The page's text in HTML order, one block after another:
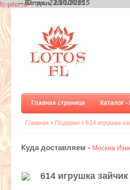
fc-piter.ru
Главная страница Каталог
Главная Подарки 614 игрушка
Куда доставляем - Москва
614 игрушка зайчик
– Богдан,23/10/2015
– Юлия,23/10/2015